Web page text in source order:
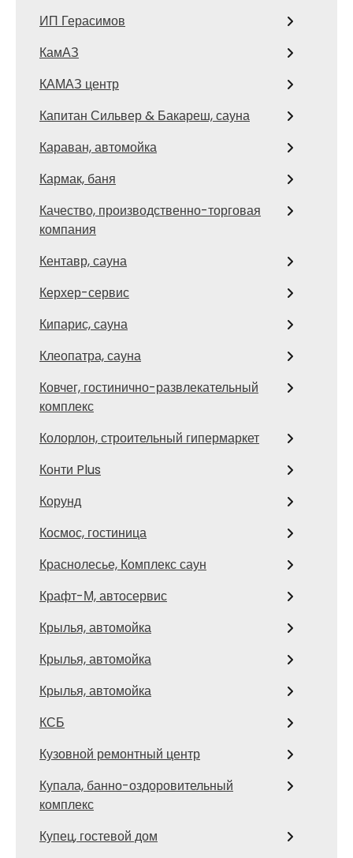
ИП Герасимов
КамАЗ
КАМАЗ центр
Капитан Сильвер & Бакареш, сауна
Караван, автомойка
Кармак, баня
Качество, производственно-торговая
компания
Кентавр, сауна
Керхер-сервис
Кипарис, сауна
Клеопатра, сауна
Ковчег, гостинично-развлекательный
комплекс
Колорлон, строительный гипермаркет
Конти Plus
Корунд
Космос, гостиница
Краснолесье, Комплекс саун
Крафт-М, автосервис
Крылья, автомойка
Крылья, автомойка
Крылья, автомойка
КСБ
Кузовной ремонтный центр
Купала, банно-оздоровительный
комплекс
Купец, гостевой дом